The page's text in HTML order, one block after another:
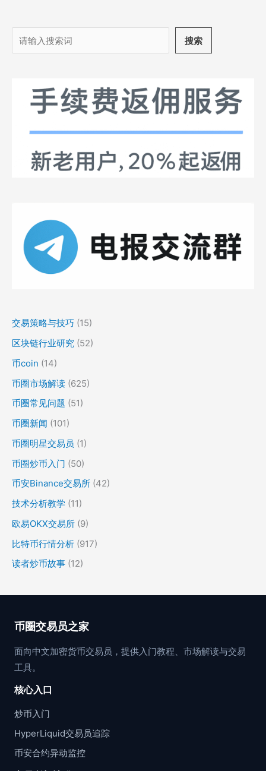
搜
索
搜索
交易策略与技巧 (15)
区块链行业研究 (52)
币coin (14)
币圈市场解读 (625)
币圈常见问题 (51)
币圈新闻 (101)
币圈明星交易员 (1)
币圈炒币入门 (50)
币安Binance交易所 (42)
技术分析教学 (11)
欧易OKX交易所 (9)
比特币行情分析 (917)
读者炒币故事 (12)
币圈交易员之家
面向中文加密货币交易员，提供入门教程、市场解读与交易
工具。
核心入口
炒币入门
HyperLiquid交易员追踪
币安合约异动监控